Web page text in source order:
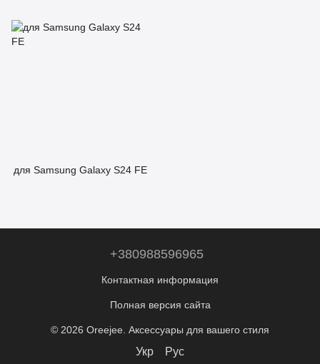
для Samsung Galaxy S24 FE
+380988596965
Контактная информация
Полная версия сайта
© 2026 Oreejee. Аксессуары для вашего стиля
Укр Рус